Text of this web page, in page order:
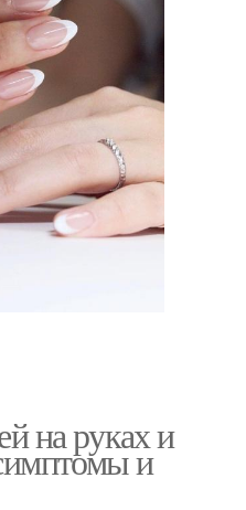
на руках и
и